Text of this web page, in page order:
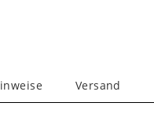
Versand